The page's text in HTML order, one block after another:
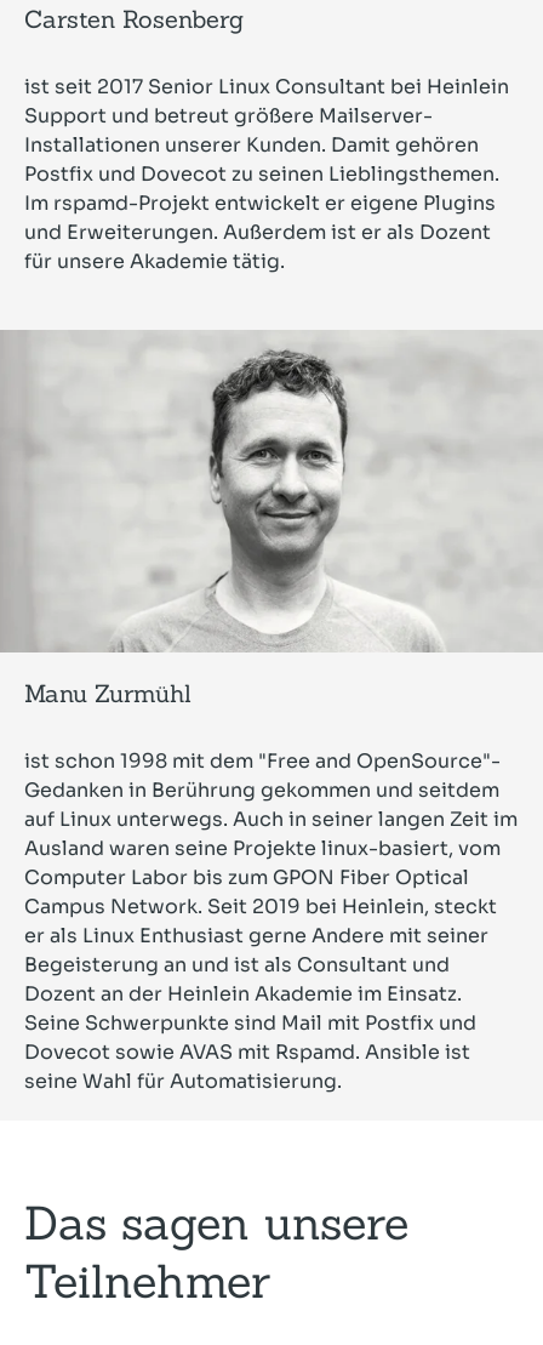
Carsten Rosenberg
ist seit 2017 Senior Linux Consultant bei Heinlein
Support und betreut größere Mailserver-
Installationen unserer Kunden. Damit gehören
Postfix und Dovecot zu seinen Lieblingsthemen.
Im rspamd-Projekt entwickelt er eigene Plugins
und Erweiterungen. Außerdem ist er als Dozent
für unsere Akademie tätig.
Manu Zurmühl
ist schon 1998 mit dem "Free and OpenSource"-
Gedanken in Berührung gekommen und seitdem
auf Linux unterwegs. Auch in seiner langen Zeit im
Ausland waren seine Projekte linux-basiert, vom
Computer Labor bis zum GPON Fiber Optical
Campus Network. Seit 2019 bei Heinlein, steckt
er als Linux Enthusiast gerne Andere mit seiner
Begeisterung an und ist als Consultant und
Dozent an der Heinlein Akademie im Einsatz.
Seine Schwerpunkte sind Mail mit Postfix und
Dovecot sowie AVAS mit Rspamd. Ansible ist
seine Wahl für Automatisierung.
Das sagen unsere
Teilnehmer